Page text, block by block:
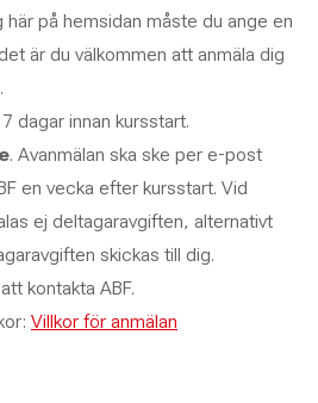
här på hemsidan måste du ange en
är du välkommen att anmäla dig
dagar innan kursstart.
. Avanmälan ska ske per e-post
en vecka efter kursstart. Vid
ej deltagaravgiften, alternativt
skickas till dig.
kontakta ABF.
Villkor för anmälan